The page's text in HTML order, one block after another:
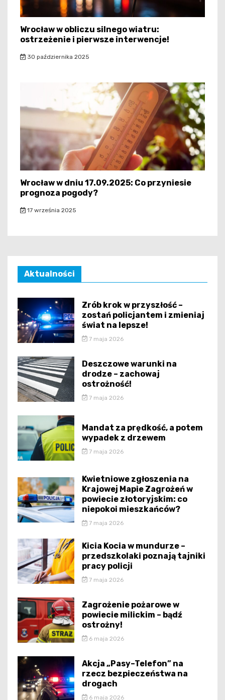
Wrocław w obliczu silnego wiatru:
ostrzeżenie i pierwsze interwencje!
30 października 2025
Wrocław w dniu 17.09.2025: Co przyniesie
prognoza pogody?
17 września 2025
Aktualności
Zrób krok w przyszłość –
zostań policjantem i zmieniaj
świat na lepsze!
7 maja 2026
Deszczowe warunki na
drodze – zachowaj
ostrożność!
7 maja 2026
Mandat za prędkość, a potem
wypadek z drzewem
7 maja 2026
Kwietniowe zgłoszenia na
Krajowej Mapie Zagrożeń w
powiecie złotoryjskim: co
niepokoi mieszkańców?
7 maja 2026
Kicia Kocia w mundurze –
przedszkolaki poznają tajniki
pracy policji
7 maja 2026
Zagrożenie pożarowe w
powiecie milickim – bądź
ostrożny!
6 maja 2026
Akcja „Pasy–Telefon” na
rzecz bezpieczeństwa na
drogach
6 maja 2026